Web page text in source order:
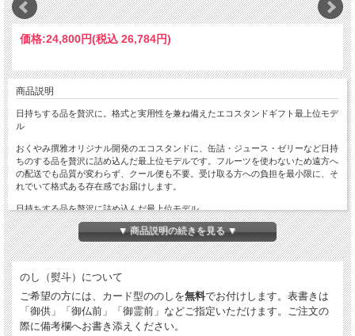
価格:24,800円(税込 26,784円)
商品説明
日持ちする品を贅沢に。格式と実用性を兼ね備えたエコスタンドギフト最上位モデ
ル
おくやみ撰雅オリジナル開発のエコスタンドに、缶詰・ジュース・ゼリーなど日持
ちのする品を贅沢に詰め込んだ最上位モデルです。フルーツを使わないため遠方へ
の配送でも品質が変わらず、クール便も不要。受け取る方への負担を最小限に、そ
れでいて格式ある存在感でお届けします。
日持ちする品を贅沢に詰め込んだ最上位モデル
缶詰・ジュース・ゼリーなど日持ちのする品を厳選し、エコスタンド（小）より豊
富な内容量でお届けします。法要後にご家族や参列者でお下がりとして分けやすい
実用的なギフトです。
遠方への配送も安心・クール便不要
生鮮食品ではないため、北海道・沖縄など遠方へのお届けでも品質が変わりませ
ん。6〜9月のクール便加算も不要なため、フルーツのエコスタンドと比べてコスト
を抑えられます。
▼ 商品説明の続きを見る ▼
のし（熨斗）について
ご希望の方には、カード型ののしを無料でお付けします。表書きは
「御供」「御仏前」「御霊前」などご指定いただけます。ご注文の
際に備考欄へお書き添えください。